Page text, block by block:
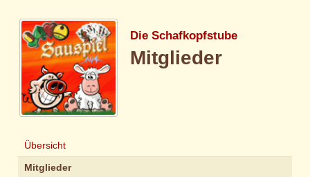
Die Schafkopfstube
Mitglieder
Übersicht
Mitglieder